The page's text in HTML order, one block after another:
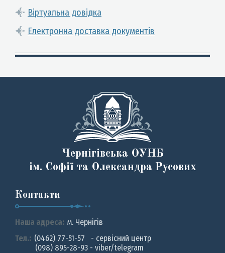
Віртуальна довідка
Електронна доставка документів
Чернігівська ОУНБ
ім. Софії та Олександра Русових
Контакти
Наша адреса: м. Чернiгiв
Тел.: (0462) 77-51-57 - сервісний центр
(098) 895-28-93 - viber/telegram